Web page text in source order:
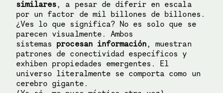
similares, a pesar de diferir en escala
por un factor de mil billones de billones.
¿Ves lo que significa? No es solo que se
parecen visualmente. Ambos
sistemas procesan información, muestran
patrones de conectividad específicos y
exhiben propiedades emergentes. El
universo literalmente se comporta como un
cerebro gigante.